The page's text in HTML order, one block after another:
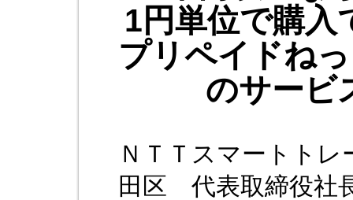
1円単位で購
プリペイドね
のサービ
ＮＴＴスマートト
田区 代表取締役社